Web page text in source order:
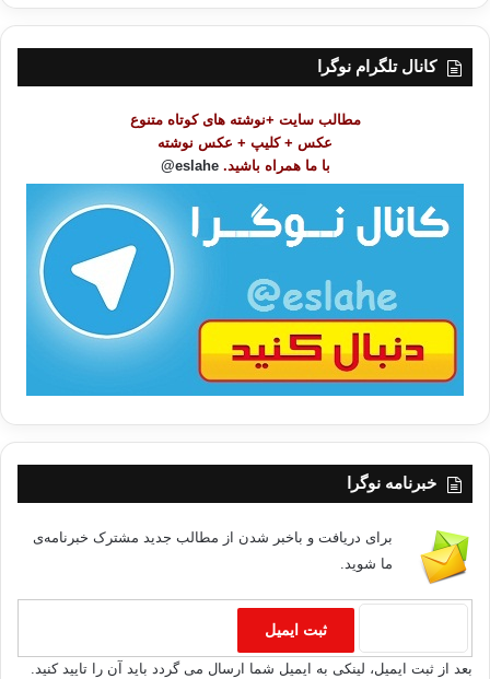
ر
کانال تلگرام نوگرا
مطالب سایت +نوشته های کوتاه متنوع
عکس + کلیپ + عکس نوشته
با ما همراه باشید. eslahe@
خبرنامه نوگرا
برای دریافت و باخبر شدن از مطالب جدید مشترک خبرنامه‌ی
ما شوید.
بعد از ثبت ایمیل، لینکی به ایمیل شما ارسال می گردد باید آن را تایید کنید.